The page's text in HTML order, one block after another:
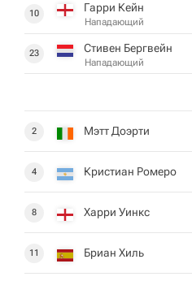
10 Гарри Кейн
Нападающий
23 Стивен Бергвейн
Нападающий
2 Мэтт Доэрти
4 Кристиан Ромеро
8 Харри Уинкс
11 Бриан Хиль